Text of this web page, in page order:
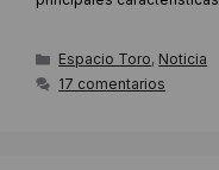
Categorías
Espacio Toro, Noticia
17 comentarios